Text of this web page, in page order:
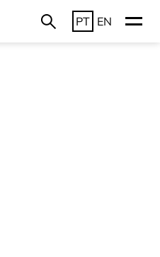
PT EN